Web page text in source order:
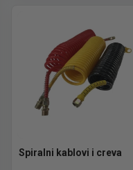
Spiralni kablovi i creva